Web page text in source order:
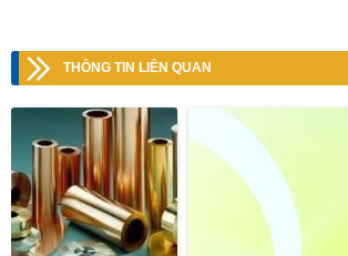
THÔNG TIN LIÊN QUAN